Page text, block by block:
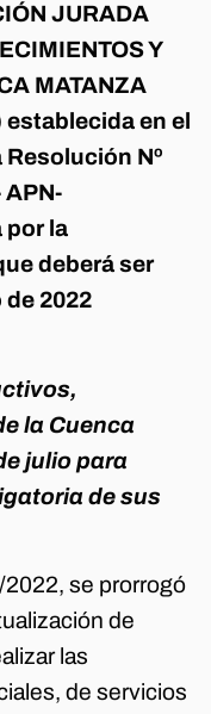
JURADA
Y
MATANZA
establecida en el
Nº
APN-
por la
deberá ser
2022
la Cuenca
julio para
de sus
se prorrogó
de
las
de servicios